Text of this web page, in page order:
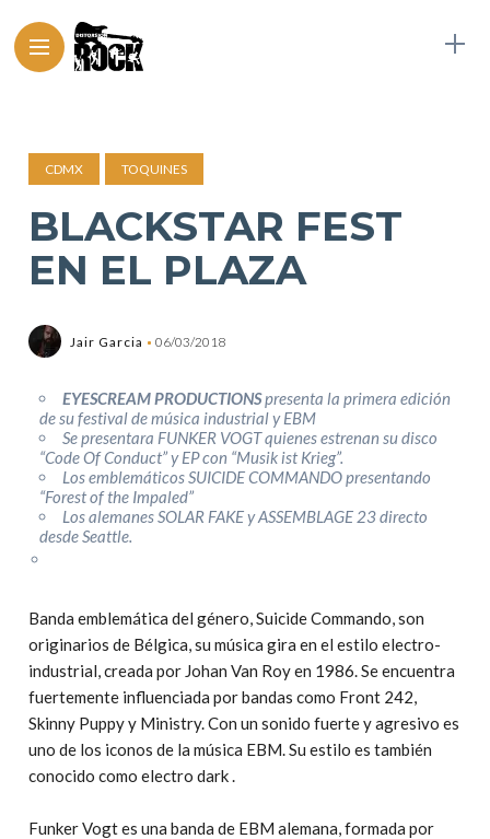
CDMX TOQUINES
BLACKSTAR FEST
EN EL PLAZA
Jair Garcia 06/03/2018
EYESCREAM PRODUCTIONSpresenta la primera edición
de su festival de música industrial y EBM
Se presentara FUNKER VOGT quienes estrenan su disco
“Code Of Conduct” y EP con “Musik ist Krieg”.
Los emblemáticos SUICIDE COMMANDO presentando
“Forest of the Impaled”
Los alemanes SOLAR FAKE y ASSEMBLAGE 23 directo
desde Seattle.
Banda emblemática del género, Suicide Commando, son
originarios de Bélgica, su música gira en el estilo electro-
industrial, creada por Johan Van Roy en 1986. Se encuentra
fuertemente influenciada por bandas como Front 242,
Skinny Puppy y Ministry. Con un sonido fuerte y agresivo es
uno de los iconos de la música EBM. Su estilo es también
conocido como electro dark .
Funker Vogt es una banda de EBM alemana, formada por